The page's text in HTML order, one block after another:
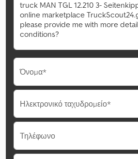
Όνομα*
Ηλεκτρονικό ταχυδρομείο*
Τηλέφωνο